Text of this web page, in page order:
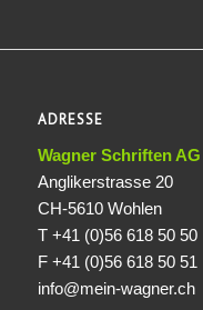
ADRESSE
Wagner Schriften AG
Anglikerstrasse 20
CH-5610 Wohlen
T +41 (0)56 618 50 50
F +41 (0)56 618 50 51
info@mein-wagner.ch